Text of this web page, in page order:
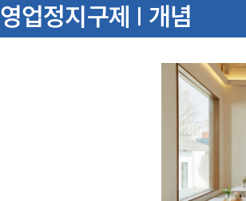
영업정지구제 | 개념